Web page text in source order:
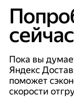
сейчас
Пока вы
Яндекс
поможет
скорости